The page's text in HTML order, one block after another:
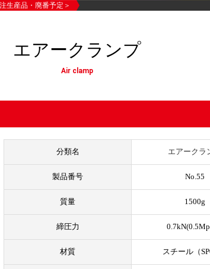
生産品・廃番予定＞
エアークランプ
Air clamp
分類名 エアークラ
製品番号 No.55
質量 1500g
締圧力
材質 スチール（